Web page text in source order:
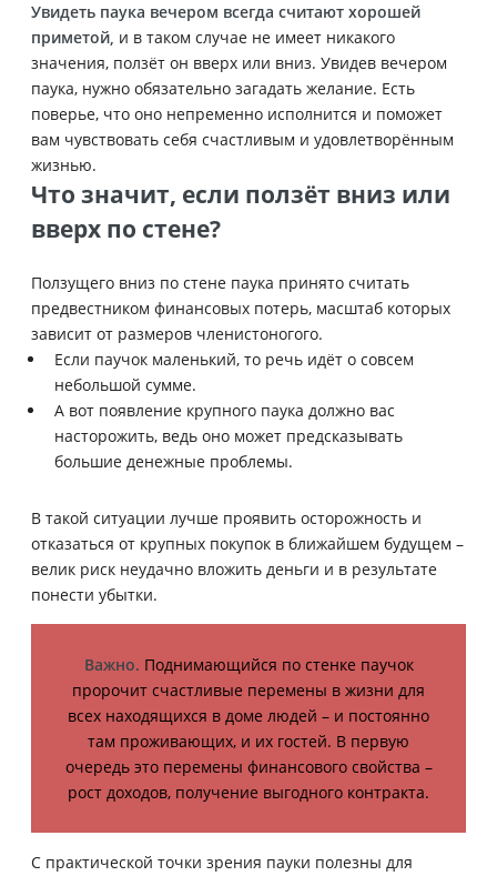
Увидеть паука вечером всегда считают хорошей
приметой, и в таком случае не имеет никакого
значения, ползёт он вверх или вниз. Увидев вечером
паука, нужно обязательно загадать желание. Есть
поверье, что оно непременно исполнится и поможет
вам чувствовать себя счастливым и удовлетворённым
жизнью.
Что значит, если ползёт вниз или
вверх по стене?
Ползущего вниз по стене паука принято считать
предвестником финансовых потерь, масштаб которых
зависит от размеров членистоногого.
Если паучок маленький, то речь идёт о совсем
небольшой сумме.
А вот появление крупного паука должно вас
насторожить, ведь оно может предсказывать
большие денежные проблемы.
В такой ситуации лучше проявить осторожность и
отказаться от крупных покупок в ближайшем будущем –
велик риск неудачно вложить деньги и в результате
понести убытки.
Важно. Поднимающийся по стенке паучок
пророчит счастливые перемены в жизни для
всех находящихся в доме людей – и постоянно
там проживающих, и их гостей. В первую
очередь это перемены финансового свойства –
рост доходов, получение выгодного контракта.
С практической точки зрения пауки полезны для